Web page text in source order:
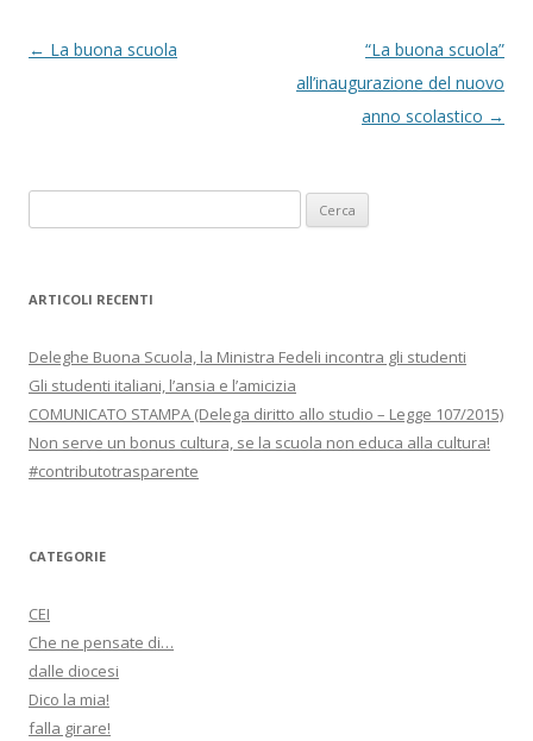
N
n
e
a
r
t
c
l
o
← La buona scuola
“La buona scuola”
all’inaugurazione del nuovo
anno scolastico →
per:
ARTICOLI RECENTI
Deleghe Buona Scuola, la Ministra Fedeli incontra gli studenti
Gli studenti italiani, l’ansia e l’amicizia
COMUNICATO STAMPA (Delega diritto allo studio – Legge 107/2015)
Non serve un bonus cultura, se la scuola non educa alla cultura!
#contributotrasparente
CATEGORIE
CEI
Che ne pensate di…
dalle diocesi
Dico la mia!
falla girare!